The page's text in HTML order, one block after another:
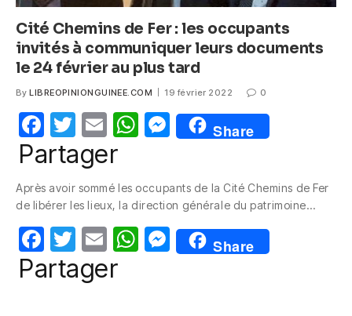
Cité Chemins de Fer : les occupants
invités à communiquer leurs documents
le 24 février au plus tard
By LIBREOPINIONGUINEE.COM 19 février 2022 0
F
a
e
b
o
o
T
w
itt
er
E
m
W
s
A
p
M
e
e
n
g
Share
Partager
Après avoir sommé les occupants de la Cité Chemins de Fer
de libérer les lieux, la direction générale du patrimoine…
F
a
T
w
itt
E
m
W M
e
Share
Partager